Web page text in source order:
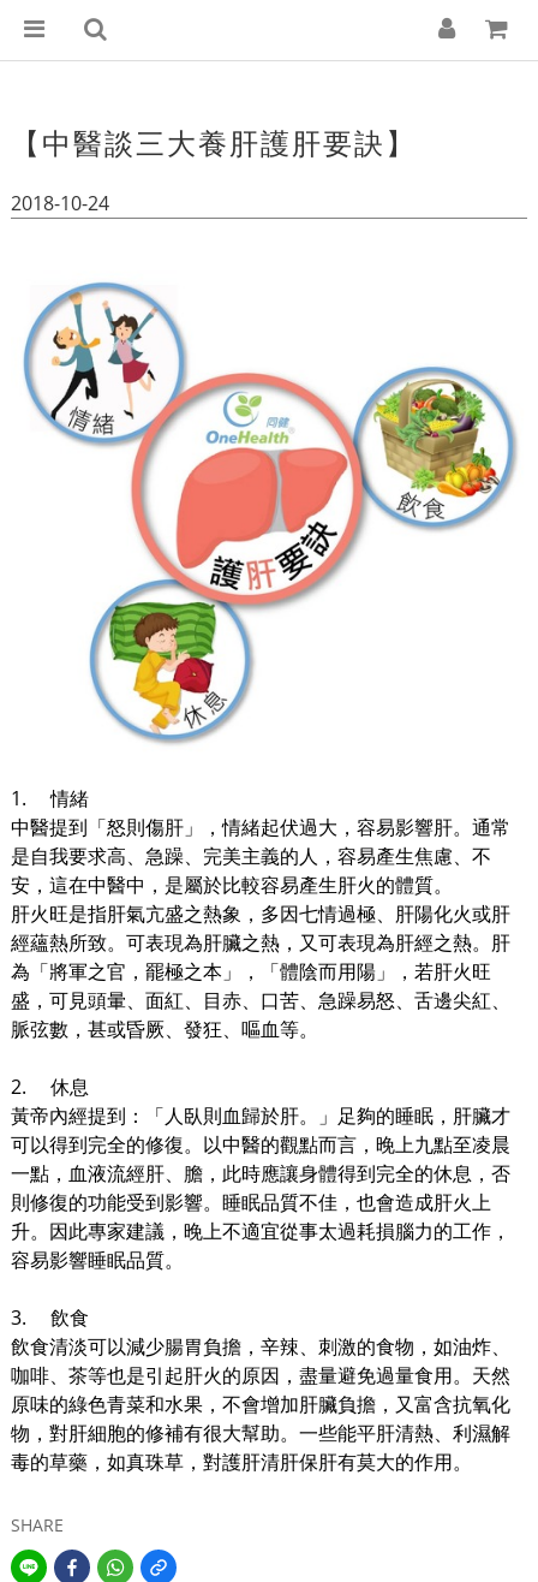
【中醫談三大養肝護肝要訣】
2018-10-24
1.
情緒
中醫提到「怒則傷肝」，情緒起伏過大，容易影響肝。通常
是自我要求高、急躁、完美主義的人，容易產生焦慮、不
安，這在中醫中，是屬於比較容易產生肝火的體質。
肝火旺是指肝氣亢盛之熱象，多因七情過極、肝陽化火或肝
經蘊熱所致。可表現為肝臟之熱，又可表現為肝經之熱。肝
為「將軍之官，罷極之本」，「體陰而用陽」，若肝火旺
盛，可見頭暈、面紅、目赤、口苦、急躁易怒、舌邊尖紅、
脈弦數，甚或昏厥、發狂、嘔血等。
2.
休息
黃帝內經提到：「人臥則血歸於肝。」足夠的睡眠，肝臟才
可以得到完全的修復。以中醫的觀點而言，晚上九點至凌晨
一點，血液流經肝、膽，此時應讓身體得到完全的休息，否
則修復的功能受到影響。睡眠品質不佳，也會造成肝火上
升。因此專家建議，晚上不適宜從事太過耗損腦力的工作，
容易影響睡眠品質。
3.
飲食
飲食清淡可以減少腸胃負擔，辛辣、刺激的食物，如油炸、
咖啡、茶等也是引起肝火的原因，盡量避免過量食用。天然
原味的綠色青菜和水果，不會增加肝臟負擔，又富含抗氧化
物，對肝細胞的修補有很大幫助。一些能平肝清熱、利濕解
毒的草藥，如真珠草，對護肝清肝保肝有莫大的作用。
SHARE